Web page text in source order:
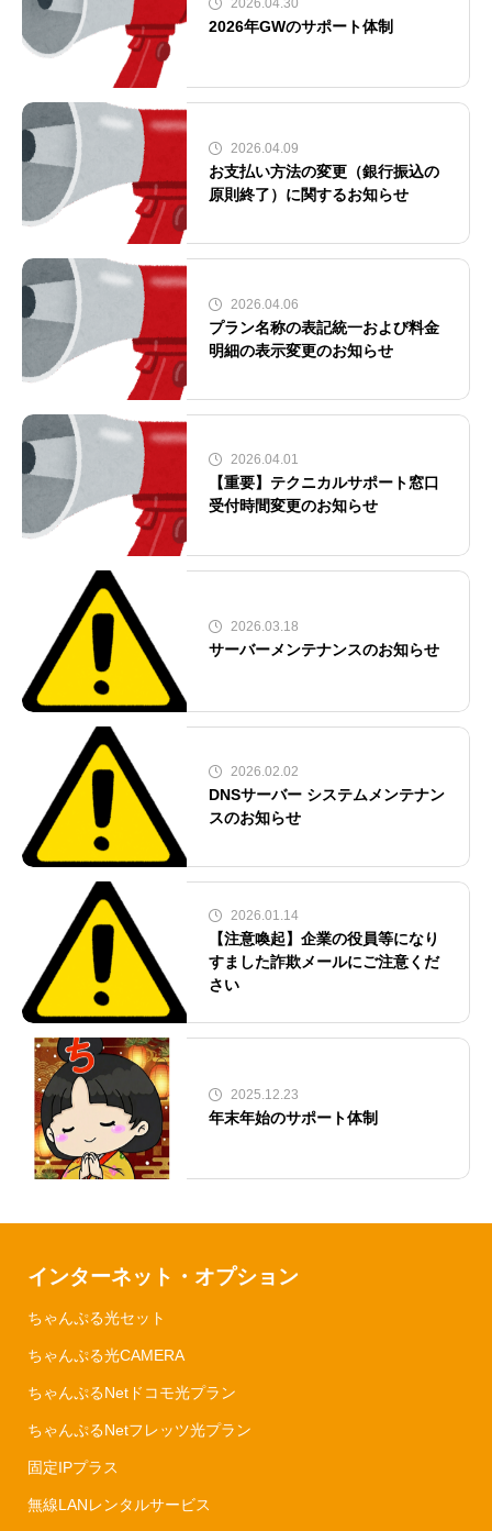
2026.04.30
2026年GWのサポート体制
2026.04.09
お支払い方法の変更（銀行振込の
原則終了）に関するお知らせ
2026.04.06
プラン名称の表記統一および料金
明細の表示変更のお知らせ
2026.04.01
【重要】テクニカルサポート窓口
受付時間変更のお知らせ
2026.03.18
サーバーメンテナンスのお知らせ
2026.02.02
DNSサーバー システムメンテナン
スのお知らせ
2026.01.14
【注意喚起】企業の役員等になり
すました詐欺メールにご注意くだ
さい
2025.12.23
年末年始のサポート体制
インターネット・オプション
ちゃんぷる光セット
ちゃんぷる光CAMERA
ちゃんぷるNetドコモ光プラン
ちゃんぷるNetフレッツ光プラン
固定IPプラス
無線LANレンタルサービス